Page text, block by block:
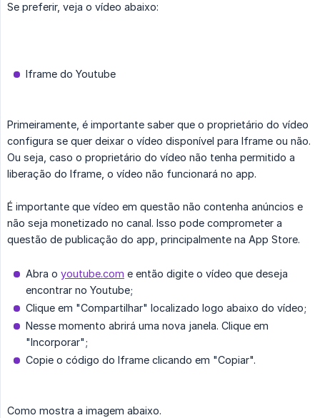
Se preferir, veja o vídeo abaixo:
Iframe do Youtube
Primeiramente, é importante saber que o proprietário do vídeo
configura se quer deixar o vídeo disponível para Iframe ou não.
Ou seja, caso o proprietário do vídeo não tenha permitido a
liberação do Iframe, o vídeo não funcionará no app.
É importante que vídeo em questão não contenha anúncios e
não seja monetizado no canal. Isso pode comprometer a
questão de publicação do app, principalmente na App Store.
Abra o youtube.com e então digite o vídeo que deseja
encontrar no Youtube;
Clique em "Compartilhar" localizado logo abaixo do vídeo;
Nesse momento abrirá uma nova janela. Clique em
"Incorporar";
Copie o código do Iframe clicando em "Copiar".
Como mostra a imagem abaixo.